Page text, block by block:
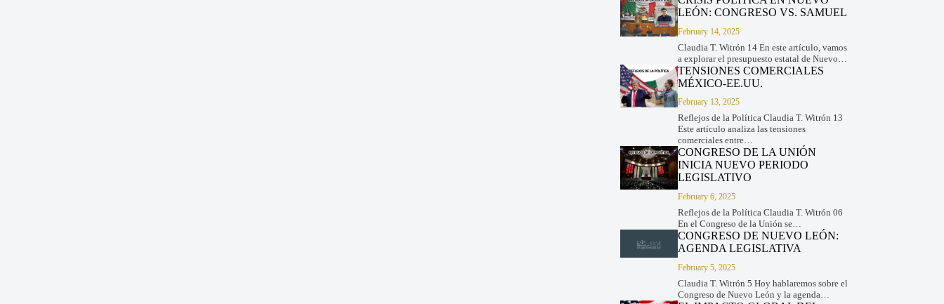
LEÓN: CONGRESO VS. SAMUEL
February 14, 2025
Claudia T. Witrón 14 En este artículo, vamos
a explorar el presupuesto estatal de Nuevo…
TENSIONES COMERCIALES
MÉXICO-EE.UU.
February 13, 2025
Reflejos de la Política Claudia T. Witrón 13
Este artículo analiza las tensiones
comerciales entre…
CONGRESO DE LA UNIÓN
INICIA NUEVO PERIODO
LEGISLATIVO
February 6, 2025
Reflejos de la Política Claudia T. Witrón 06
En el Congreso de la Unión se…
CONGRESO DE NUEVO LEÓN:
AGENDA LEGISLATIVA
February 5, 2025
Claudia T. Witrón 5 Hoy hablaremos sobre el
Congreso de Nuevo León y la agenda…